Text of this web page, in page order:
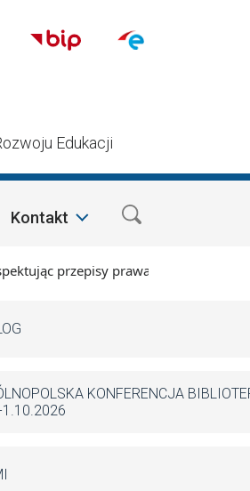
Edukacji
Kontakt
przepisy prawa i mając na
KONFERENCJA